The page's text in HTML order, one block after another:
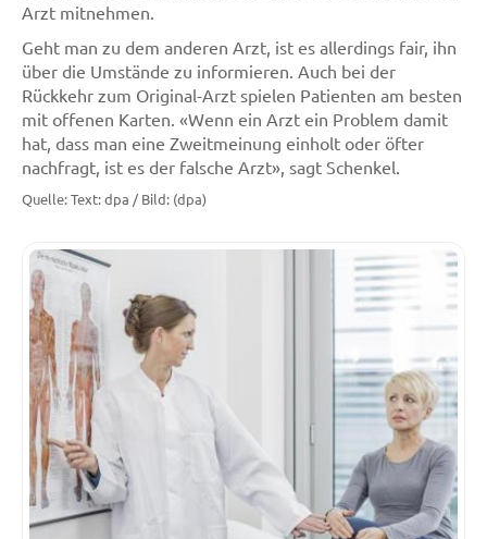
Arzt mitnehmen.
Geht man zu dem anderen Arzt, ist es allerdings fair, ihn
über die Umstände zu informieren. Auch bei der
Rückkehr zum Original-Arzt spielen Patienten am besten
mit offenen Karten. «Wenn ein Arzt ein Problem damit
hat, dass man eine Zweitmeinung einholt oder öfter
nachfragt, ist es der falsche Arzt», sagt Schenkel.
Quelle: Text: dpa / Bild: (dpa)